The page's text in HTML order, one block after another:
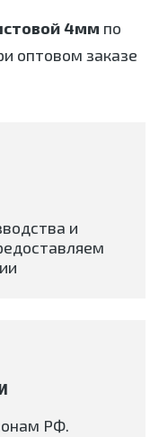
4мм по
оптовом заказе
и
РФ.